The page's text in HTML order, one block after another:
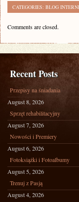
CATEGORIES: BLOG
Comments are closed.
Recent Posts
Przepisy na śniadania
August 8, 2026
Sprzęt rehabilitacyjny
August 7, 2026
Nowości i Premiery
August 6, 2026
Fotoksiążki i Fotoalbumy
August 5, 2026
Trenuj z Pasją
August 4, 2026